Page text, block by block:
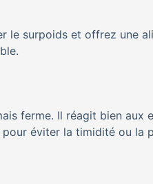
surpoids et offrez une
ferme. Il réagit bien
éviter la timidité ou la